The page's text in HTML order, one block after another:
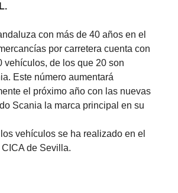
con más de 40 años en el
por carretera cuenta con
vehículos, de los que 20 son
Este número aumentará
el próximo año con las nuevas
Scania la marca principal en su
vehículos se ha realizado en el
de Sevilla.